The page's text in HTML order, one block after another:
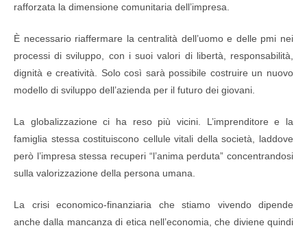
rafforzata la dimensione comunitaria dell’impresa.
È necessario riaffermare la centralità dell’uomo e delle pmi nei
processi di sviluppo, con i suoi valori di libertà, responsabilità,
dignità e creatività. Solo così sarà possibile costruire un nuovo
modello di sviluppo dell’azienda per il futuro dei giovani.
La globalizzazione ci ha reso più vicini. L’imprenditore e la
famiglia stessa costituiscono cellule vitali della società, laddove
però l’impresa stessa recuperi “l’anima perduta” concentrandosi
sulla valorizzazione della persona umana.
La crisi economico-finanziaria che stiamo vivendo dipende
anche dalla mancanza di etica nell’economia, che diviene quindi